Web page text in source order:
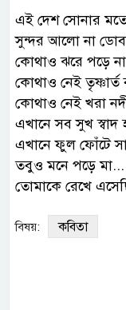
এই দেশ সোনার
সুন্দর আলো না
কোথাও ঝরে পড়ে
কোথাও নেই
কোথাও নেই খরা
এখানে সব সুখ স্বাদ
এখানে ফুল ফোঁটে
তবুও মনে পড়ে মা...
তোমাকে রেখে
বিষয়: কবিতা